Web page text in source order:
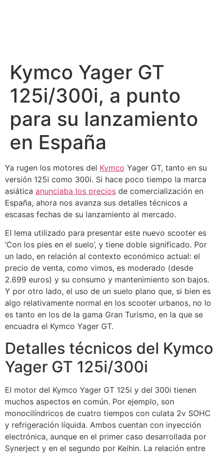
Kymco Yager GT
125i/300i, a punto
para su lanzamiento
en España
Ya rugen los motores del Kymco Yager GT, tanto en su
versión 125i como 300i. Si hace poco tiempo la marca
asiática anunciaba los precios de comercialización en
España, ahora nos avanza sus detalles técnicos a
escasas fechas de su lanzamiento al mercado.
El lema utilizado para presentar este nuevo scooter es
‘Con los pies en el suelo’, y tiene doble significado. Por
un lado, en relación al contexto económico actual: el
precio de venta, como vimos, es moderado (desde
2.699 euros) y su consumo y mantenimiento son bajos.
Y por otro lado, el uso de un suelo plano que, si bien es
algo relativamente normal en los scooter urbanos, no lo
es tanto en los de la gama Gran Turismo, en la que se
encuadra el Kymco Yager GT.
Detalles técnicos del Kymco
Yager GT 125i/300i
El motor del Kymco Yager GT 125i y del 300i tienen
muchos aspectos en común. Por ejemplo, son
monocilíndricos de cuatro tiempos con culata 2v SOHC
y refrigeración líquida. Ambos cuentan con inyección
electrónica, aunque en el primer caso desarrollada por
Synerject y en el segundo por Keihin. La relación entre